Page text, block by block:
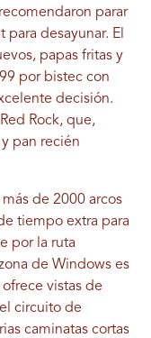
parar
desayunar. El
papas fritas y
por bistec con
decisión.
Rock, que,
pan recién
de 2000 arcos
tiempo extra para
por la ruta
de Windows es
vistas de
circuito de
caminatas cortas